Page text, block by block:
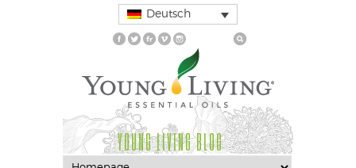
Deutsch
YOUNG LIVING BLOG